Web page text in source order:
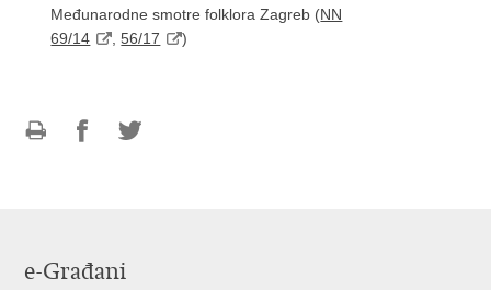
Međunarodne smotre folklora Zagreb (NN
69/14
,56/17 )
e-Građani